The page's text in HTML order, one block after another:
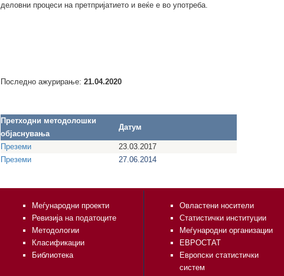
деловни процеси на претпријатието и веќе е во употреба.
Последно ажурирање: 21.04.2020
Претходни методолошки
објаснувања
Датум
Преземи
23.03.2017
Преземи
27.06.2014
Меѓународни проекти
Ревизија на податоците
Методологии
Класификации
Библиотека
Овластени носители
Статистички институции
Меѓународни организации
ЕВРОСТАТ
Европски статистички
систем